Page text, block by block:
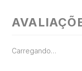
Carregando…